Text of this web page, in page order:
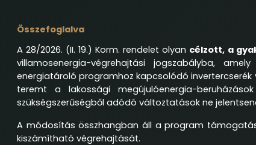
Összefoglalva
A 28/2026. (II. 19.) Korm. rendelet olyan célzott, a
villamosenergia-végrehajtási jogszabályba, amely
energiatároló programhoz kapcsolódó
teremt a lakossági megújulóenergia-
szükségszerűségből adódó változtatások ne
A módosítás összhangban áll a program
kiszámítható végrehajtását.